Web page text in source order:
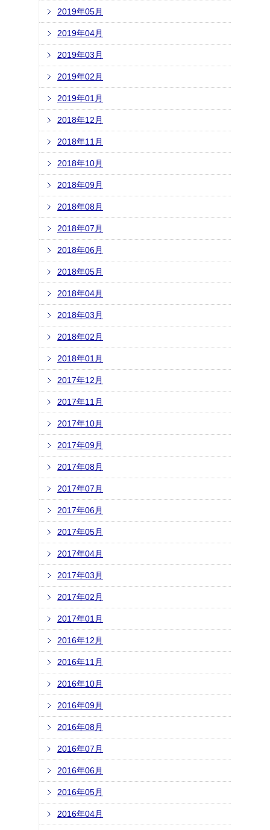
2019年05月
2019年04月
2019年03月
2019年02月
2019年01月
2018年12月
2018年11月
2018年10月
2018年09月
2018年08月
2018年07月
2018年06月
2018年05月
2018年04月
2018年03月
2018年02月
2018年01月
2017年12月
2017年11月
2017年10月
2017年09月
2017年08月
2017年07月
2017年06月
2017年05月
2017年04月
2017年03月
2017年02月
2017年01月
2016年12月
2016年11月
2016年10月
2016年09月
2016年08月
2016年07月
2016年06月
2016年05月
2016年04月